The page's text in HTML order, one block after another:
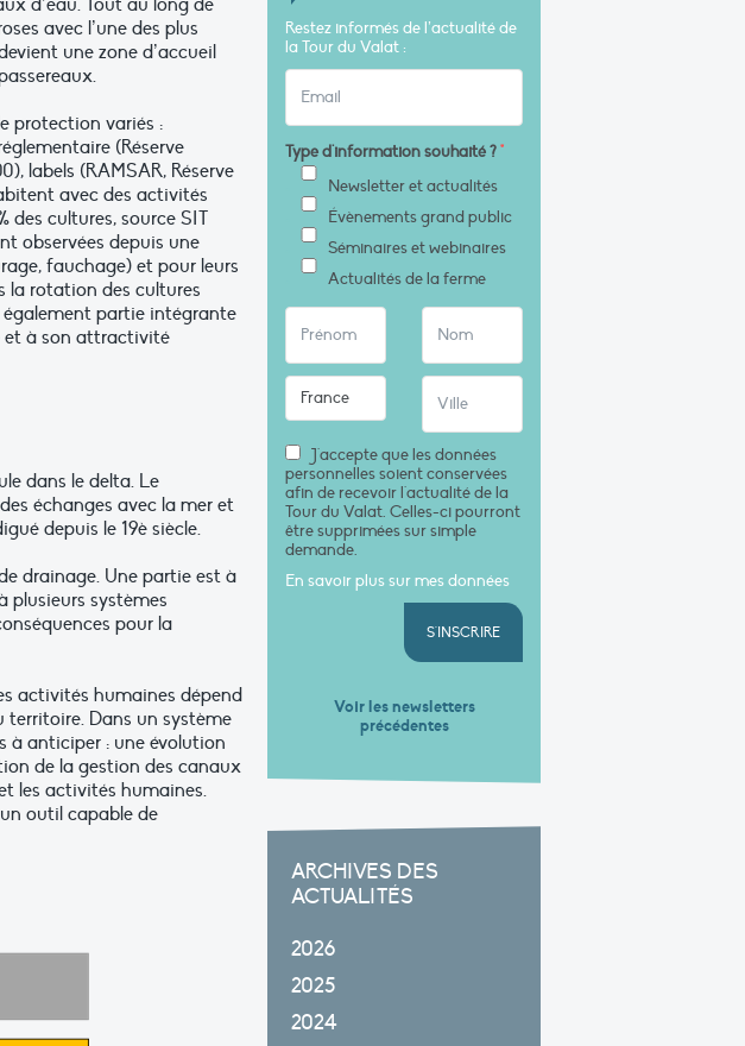
d’eau. Tout au long de
avec l’une des plus
une zone d’accueil
protection variés :
(Réserve
labels (RAMSAR, Réserve
avec des activités
des cultures, source SIT
observées depuis une
fauchage) et pour leurs
la rotation des cultures
également partie intégrante
et à son attractivité
dans le delta. Le
échanges avec la mer et
depuis le 19è siècle.
drainage. Une partie est à
plusieurs systèmes
pour la
activités humaines dépend
territoire. Dans un système
à anticiper : une évolution
de la gestion des canaux
les activités humaines.
outil capable de
Restez informés de l’actualité de
la Tour du Valat :
Type d'information souhaité ?*
Newsletter et actualités
Évènements grand public
Séminaires et webinaires
Actualités de la ferme
J'accepte que les données
personnelles soient conservées
afin de recevoir l'actualité de la
Tour du Valat. Celles-ci pourront
être supprimées sur simple
demande.
En savoir plus sur mes données
S'INSCRIRE
Voir les newsletters
précédentes
ARCHIVES DES
ACTUALITÉS
2026
2025
2024